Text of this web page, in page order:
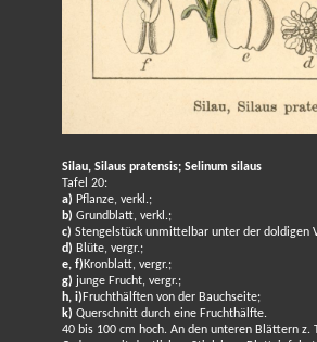
Silau, Silaus pratensis; Selinum silaus
Tafel 20:
a) Pflanze, verkl.;
b) Grundblatt, verkl.;
c) Stengelstück unmittelbar unter der doldigen
d) Blüte, vergr.;
e, f)Kronblatt, vergr.;
g) junge Frucht, vergr.;
h, i) Fruchthälften von der Bauchseite;
k) Querschnitt durch eine Fruchthälfte.
40 bis 100 cm hoch. An den unteren Blättern z.